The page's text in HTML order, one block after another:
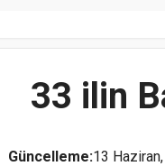
33 ilin
Güncelleme:13